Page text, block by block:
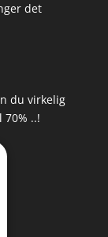
det
du virkelig
..!